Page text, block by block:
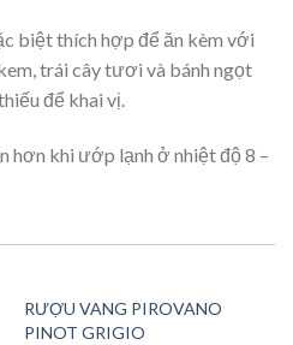
biệt thích hợp để ăn kèm với
trái cây tươi và bánh ngọt
để khai vị.
hơn khi ướp lạnh ở nhiệt độ 8 –
RƯỢU VANG PIROVANO
PINOT GRIGIO